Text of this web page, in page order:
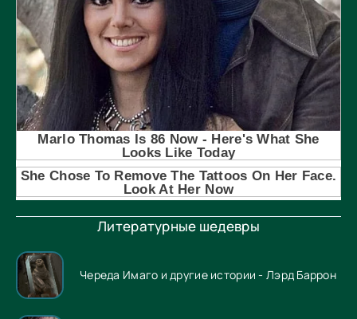
Литературные шедевры
Череда Имаго и другие истории - Лэрд Баррон